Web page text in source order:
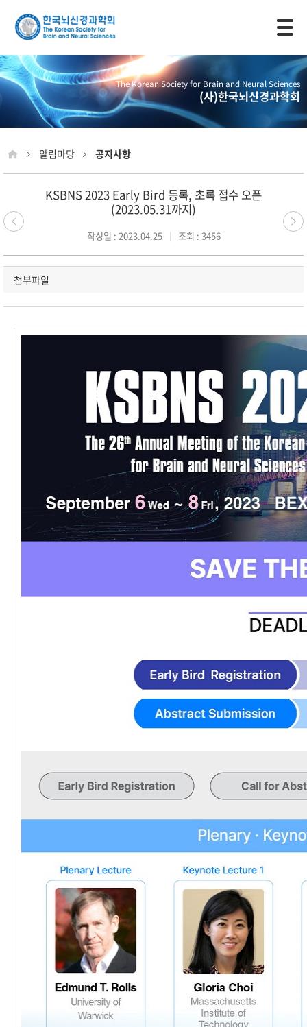
The Korean Society for Brain and Neural Sciences
(사)한국뇌신경과학회
알림마당 공지사항
KSBNS 2023 Early Bird 등록, 초록 접수 오픈
(2023.05.31까지)
작성일 : 2023.04.25 조회 : 3456
첨부파일